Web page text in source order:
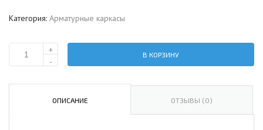
Категория: Арматурные каркасы
Количество
арматурный
+
-
В КОРЗИНУ
ОПИСАНИЕ ОТЗЫВЫ (0)